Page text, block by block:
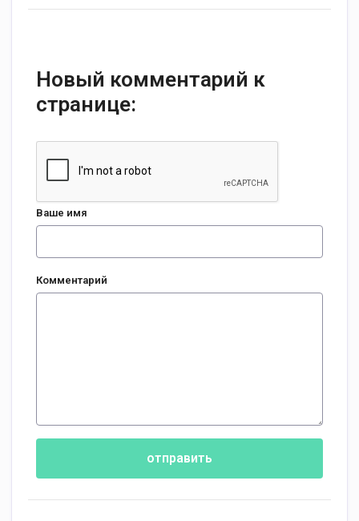
Новый комментарий к
странице:
Ваше имя
Комментарий
отправить